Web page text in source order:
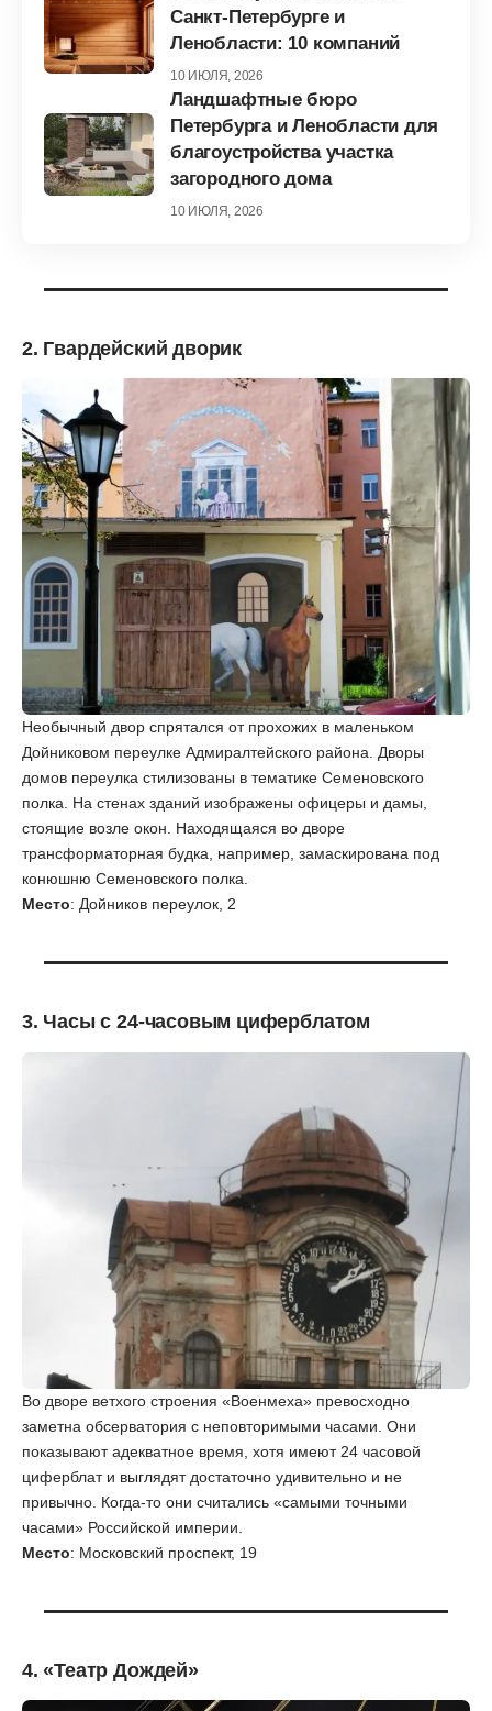
Санкт-Петербурге и
Ленобласти: 10 компаний
10 ИЮЛЯ, 2026
Ландшафтные бюро
Петербурга и Ленобласти для
благоустройства участка
загородного дома
10 ИЮЛЯ, 2026
2. Гвардейский дворик
Необычный двор спрятался от прохожих в маленьком
Дойниковом переулке Адмиралтейского района. Дворы
домов переулка стилизованы в тематике Семеновского
полка. На стенах зданий изображены офицеры и дамы,
стоящие возле окон. Находящаяся во дворе
трансформаторная будка, например, замаскирована под
конюшню Семеновского полка.
Место: Дойников переулок, 2
3. Часы с 24-часовым циферблатом
Во дворе ветхого строения «Военмеха» превосходно
заметна обсерватория с неповторимыми часами. Они
показывают адекватное время, хотя имеют 24 часовой
циферблат и выглядят достаточно удивительно и не
привычно. Когда-то они считались «самыми точными
часами» Российской империи.
Место: Московский проспект, 19
4. «Теaтр Дoждей»